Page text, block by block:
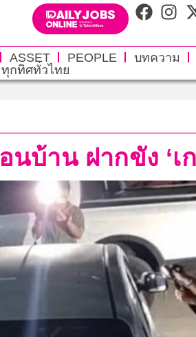
ASSET PEOPLE บทความ
ทุกทิศทั่วไทย
บ้าน ฝากขัง ‘เ